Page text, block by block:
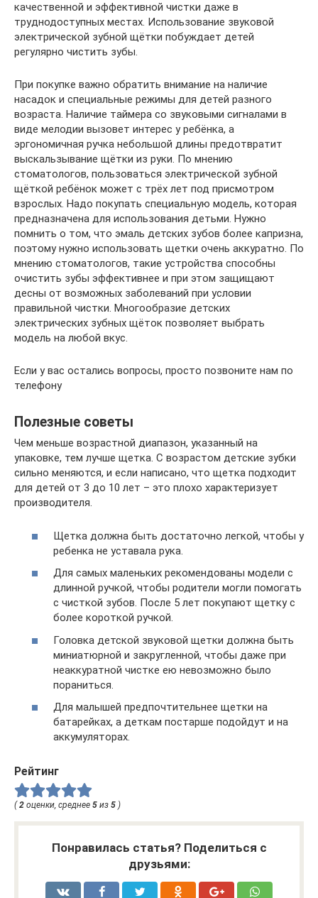
качественной и эффективной чистки даже в
труднодоступных местах. Использование звуковой
электрической зубной щётки побуждает детей
регулярно чистить зубы.
При покупке важно обратить внимание на наличие
насадок и специальные режимы для детей разного
возраста. Наличие таймера со звуковыми сигналами в
виде мелодии вызовет интерес у ребёнка, а
эргономичная ручка небольшой длины предотвратит
выскальзывание щётки из руки. По мнению
стоматологов, пользоваться электрической зубной
щёткой ребёнок может с трёх лет под присмотром
взрослых. Надо покупать специальную модель, которая
предназначена для использования детьми. Нужно
помнить о том, что эмаль детских зубов более капризна,
поэтому нужно использовать щетки очень аккуратно. По
мнению стоматологов, такие устройства способны
очистить зубы эффективнее и при этом защищают
десны от возможных заболеваний при условии
правильной чистки. Многообразие детских
электрических зубных щёток позволяет выбрать
модель на любой вкус.
Если у вас остались вопросы, просто позвоните нам по
телефону
Полезные советы
Чем меньше возрастной диапазон, указанный на
упаковке, тем лучше щетка. С возрастом детские зубки
сильно меняются, и если написано, что щетка подходит
для детей от 3 до 10 лет – это плохо характеризует
производителя.
Щетка должна быть достаточно легкой, чтобы у
ребенка не уставала рука.
Для самых маленьких рекомендованы модели с
длинной ручкой, чтобы родители могли помогать
с чисткой зубов. После 5 лет покупают щетку с
более короткой ручкой.
Головка детской звуковой щетки должна быть
миниатюрной и закругленной, чтобы даже при
неаккуратной чистке ею невозможно было
пораниться.
Для малышей предпочтительнее щетки на
батарейках, а деткам постарше подойдут и на
аккумуляторах.
Рейтинг
( 2 оценки, среднее 5 из 5 )
Понравилась статья? Поделиться с
друзьями: